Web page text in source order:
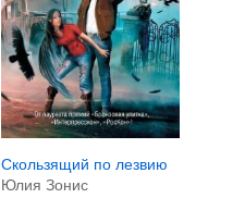
Скользящий по лезвию
Юлия Зонис